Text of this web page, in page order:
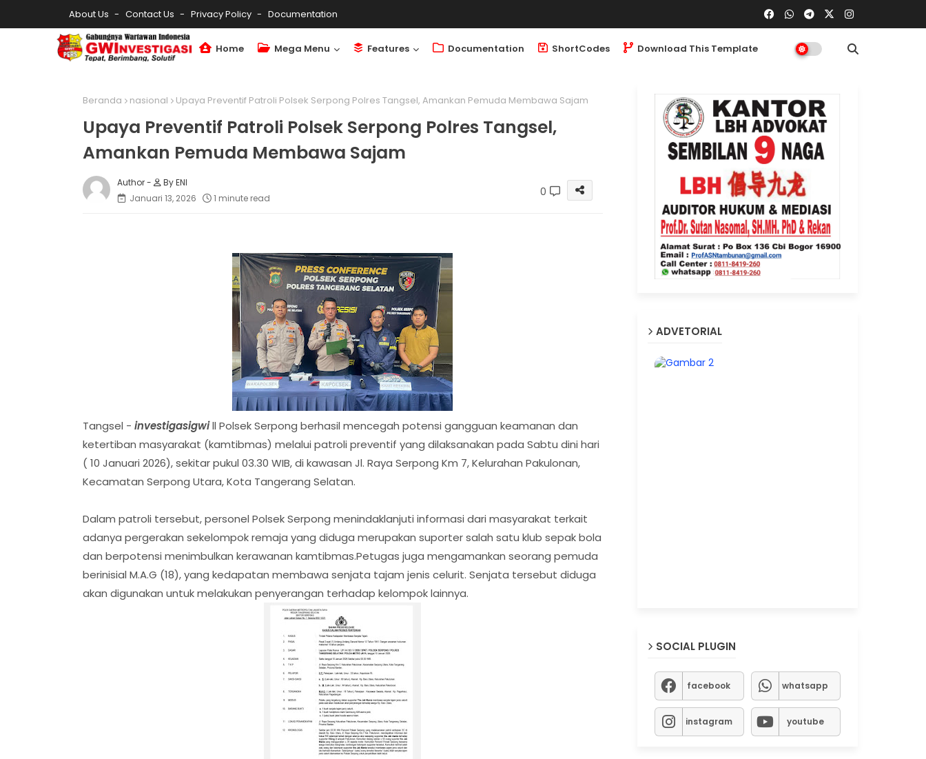
About Us Contact Us Privacy Policy Documentation
Home Mega Menu Features Documentation ShortCodes Download This Template
Beranda nasional Upaya Preventif Patroli Polsek Serpong Polres Tangsel, Amankan Pemuda Membawa Sajam
Upaya Preventif Patroli Polsek Serpong Polres Tangsel,
Amankan Pemuda Membawa Sajam
By ENI
Januari 13, 2026
1 minute read 0
Tangsel - investigasigwill Polsek Serpong berhasil mencegah potensi gangguan keamanan dan
ketertiban masyarakat (kamtibmas) melalui patroli preventif yang dilaksanakan pada Sabtu dini hari
( 10 Januari 2026), sekitar pukul 03.30 WIB, di kawasan Jl. Raya Serpong Km 7, Kelurahan Pakulonan,
Kecamatan Serpong Utara, Kota Tangerang Selatan.
Dalam patroli tersebut, personel Polsek Serpong menindaklanjuti informasi dari masyarakat terkait
adanya pergerakan sekelompok remaja yang diduga merupakan suporter salah satu klub sepak bola
dan berpotensi menimbulkan kerawanan kamtibmas.Petugas juga mengamankan seorang pemuda
berinisial M.A.G (18), yang kedapatan membawa senjata tajam jenis celurit. Senjata tersebut diduga
akan digunakan untuk melakukan penyerangan terhadap kelompok lainnya.
ADVETORIAL
SOCIAL PLUGIN
facebook whatsapp
instagram youtube